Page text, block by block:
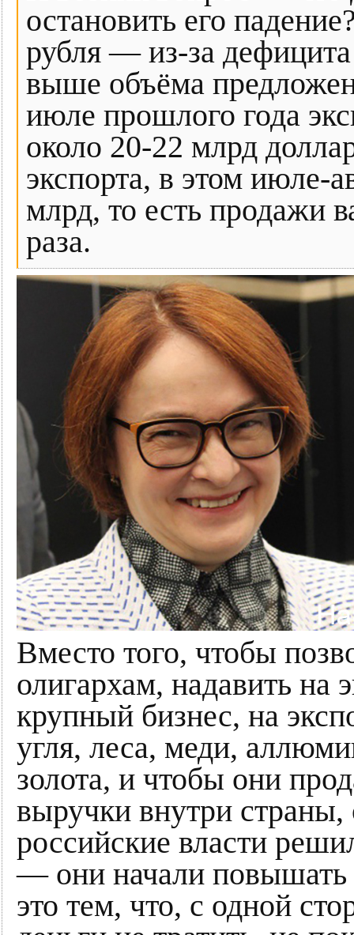
остановить его
рубля — из-за
выше объёма
июле прошлого года
около 20-22 млрд
экспорта, в этом июле-
млрд, то есть продажи
раза.
Вместо того, чтобы
олигархам, надавить на
крупный бизнес, на
угля, леса, меди,
золота, и чтобы они
выручки внутри страны,
российские власти
— они начали повышать
это тем, что, с одной